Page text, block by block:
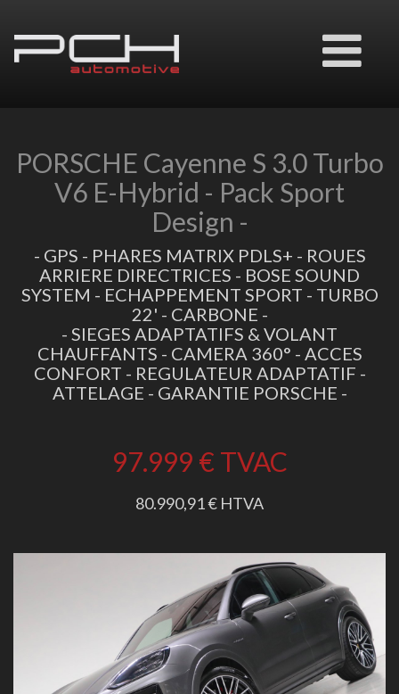
Ouvrir
le
PORSCHE Cayenne S 3.0 Turbo
V6 E-Hybrid - Pack Sport
Design -
- GPS - PHARES MATRIX PDLS+ - ROUES
ARRIERE DIRECTRICES - BOSE SOUND
SYSTEM - ECHAPPEMENT SPORT - TURBO
22' - CARBONE -
- SIEGES ADAPTATIFS & VOLANT
CHAUFFANTS - CAMERA 360° - ACCES
CONFORT - REGULATEUR ADAPTATIF -
ATTELAGE - GARANTIE PORSCHE -
97.999 € TVAC
80.990,91 € HTVA